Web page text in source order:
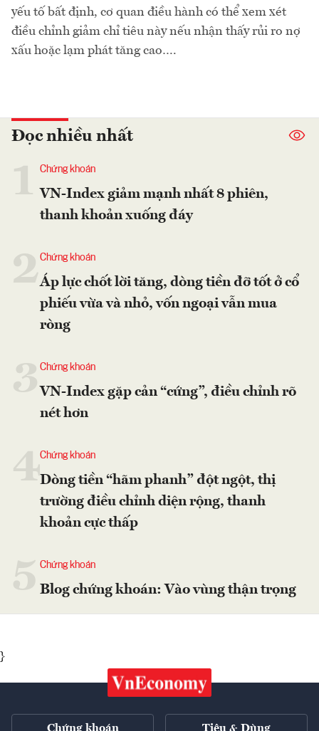
yếu tố bất định, cơ quan điều hành có thể xem xét
điều chỉnh giảm chỉ tiêu này nếu nhận thấy rủi ro nợ
xấu hoặc lạm phát tăng cao….
Đọc nhiều nhất
Chứng khoán
VN-Index giảm mạnh nhất 8 phiên,
thanh khoản xuống đáy
2Chứng khoán
Áp lực chốt lời tăng, dòng tiền đỡ tốt ở cổ
phiếu vừa và nhỏ, vốn ngoại vẫn mua
ròng
Chứng khoán
VN-Index gặp cản “cứng”, điều chỉnh rõ
nét hơn
4Chứng khoán
Dòng tiền “hãm phanh” đột ngột, thị
trường điều chỉnh diện rộng, thanh
khoản cực thấp
Chứng khoán
Blog chứng khoán: Vào vùng thận trọng
}
Chứng khoán Tiêu & Dùng